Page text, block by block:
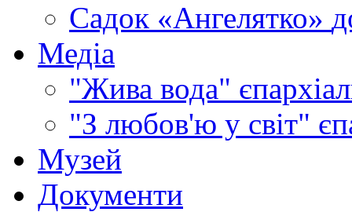
Садок «Ангелятко»
Медіа
"Жива вода"
"З любов'ю у світ"
Музей
Документи